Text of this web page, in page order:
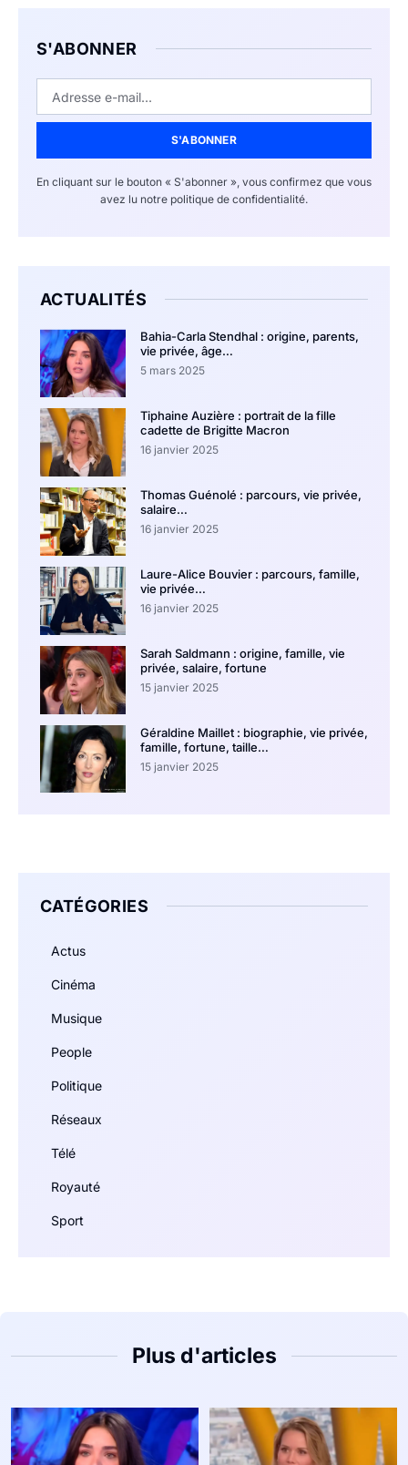
S'ABONNER
S'ABONNER
En cliquant sur le bouton « S'abonner », vous confirmez que vous
avez lu notre politique de confidentialité.
ACTUALITÉS
Bahia-Carla Stendhal : origine, parents,
vie privée, âge…
5 mars 2025
Tiphaine Auzière : portrait de la fille
cadette de Brigitte Macron
16 janvier 2025
Thomas Guénolé : parcours, vie privée,
salaire…
16 janvier 2025
Laure-Alice Bouvier : parcours, famille,
vie privée…
16 janvier 2025
Sarah Saldmann : origine, famille, vie
privée, salaire, fortune
15 janvier 2025
Géraldine Maillet : biographie, vie privée,
famille, fortune, taille…
15 janvier 2025
CATÉGORIES
Actus
Cinéma
Musique
People
Politique
Réseaux
Télé
Royauté
Sport
Plus d'articles